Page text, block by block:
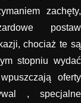
zachęty,
postaw
chociaż te są
stopniu wydać
oferty
, specjalne